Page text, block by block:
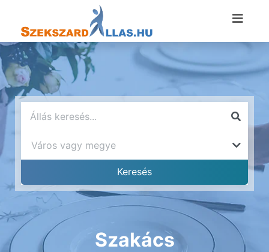
Szakács